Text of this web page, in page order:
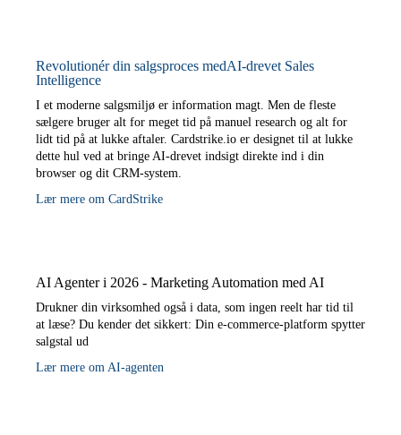
Revolutionér din salgsproces medAI-drevet Sales
Intelligence
I et moderne salgsmiljø er information magt. Men de fleste
sælgere bruger alt for meget tid på manuel research og alt for
lidt tid på at lukke aftaler. Cardstrike.io er designet til at lukke
dette hul ved at bringe AI-drevet indsigt direkte ind i din
browser og dit CRM-system.
Lær mere om CardStrike
AI Agenter i 2026 - Marketing Automation med AI
Drukner din virksomhed også i data, som ingen reelt har tid til
at læse? Du kender det sikkert: Din e-commerce-platform spytter
salgstal ud
Lær mere om AI-agenten